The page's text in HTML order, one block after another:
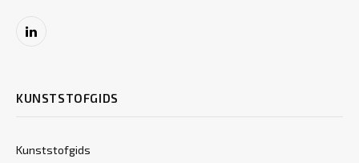
LinkedIn
KUNSTSTOFGIDS
Kunststofgids